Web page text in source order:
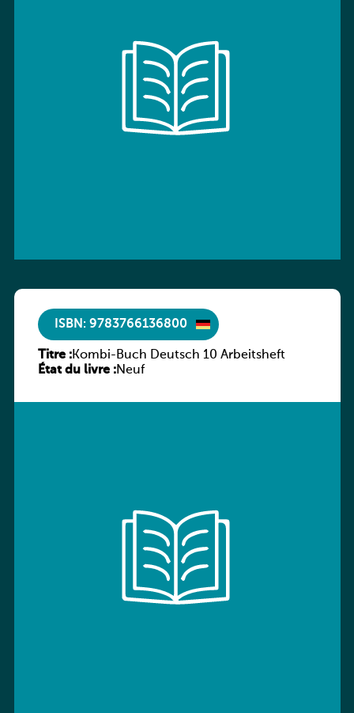
ISBN: 9783766136800
Titre :Kombi-Buch Deutsch 10 Arbeitsheft
État du livre :Neuf